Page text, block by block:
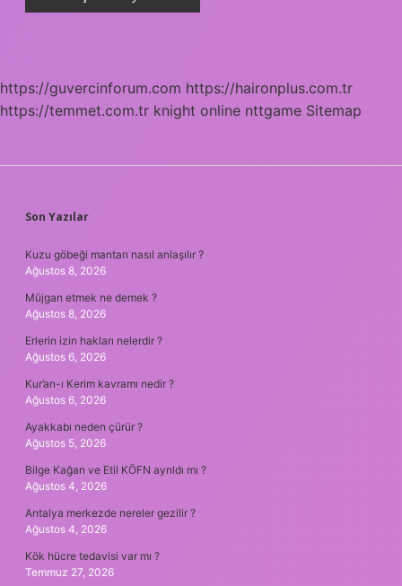
https://guvercinforum.com https://haironplus.com.tr
https://temmet.com.tr knight online nttgame Sitemap
SIDEBAR
Son Yazılar
Kuzu göbeği mantarı nasıl anlaşılır ?
Ağustos 8, 2026
Müjgan etmek ne demek ?
Ağustos 8, 2026
Erlerin izin hakları nelerdir ?
Ağustos 6, 2026
Kur’an-ı Kerim kavramı nedir ?
Ağustos 6, 2026
Ayakkabı neden çürür ?
Ağustos 5, 2026
Bilge Kağan ve Etil KÖFN ayrıldı mı ?
Ağustos 4, 2026
Antalya merkezde nereler gezilir ?
Ağustos 4, 2026
Kök hücre tedavisi var mı ?
Temmuz 27, 2026